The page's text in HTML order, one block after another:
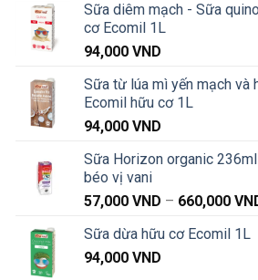
VND
VND
Sữa diêm mạch - Sữa
cơ Ecomil 1L
94,000VND
Sữa từ lúa mì yến mạch và
Ecomil hữu cơ 1L
94,000VND
Sữa Horizon organic
béo vị vani
57,000VND – 660,000
Sữa dừa hữu cơ Ecomil 1L
94,000VND